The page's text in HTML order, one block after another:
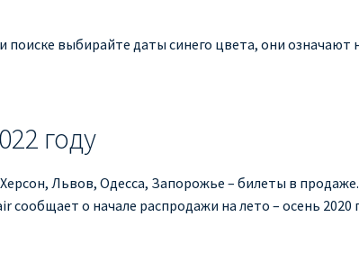
поиске выбирайте даты синего цвета, они означают
году
Львов, Одесса, Запорожье – билеты в
о начале распродажи на лето – осень 2020